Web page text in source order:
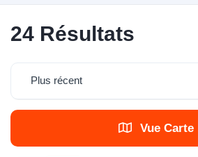
24 Résultats
Plus récent
Vue Carte